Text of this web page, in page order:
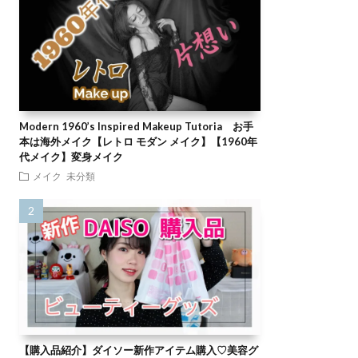
Modern 1960’s Inspired Makeup Tutoria お手
本は海外メイク【レトロ モダン メイク】【1960年
代メイク】変身メイク
メイク 未分類
【購入品紹介】ダイソー新作アイテム購入♡美容グ